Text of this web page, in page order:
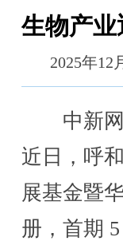
生物产业
2025年12
中新网
近日，呼
展基金暨
册，首期